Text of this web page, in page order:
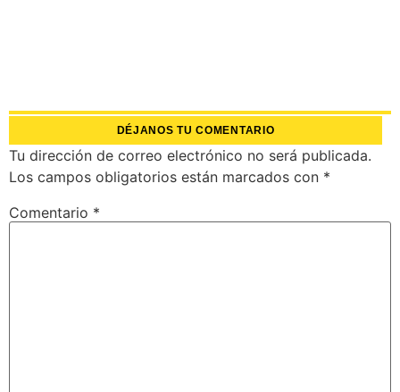
DÉJANOS TU COMENTARIO
Tu dirección de correo electrónico no será publicada.
Los campos obligatorios están marcados con *
Comentario *